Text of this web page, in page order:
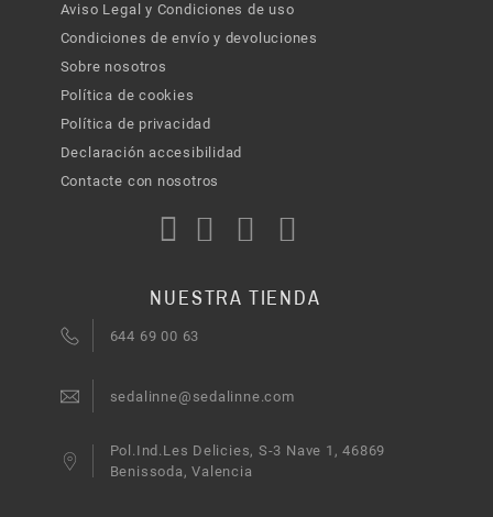
Aviso Legal y Condiciones de uso
Condiciones de envío y devoluciones
Sobre nosotros
Política de cookies
Política de privacidad
Declaración accesibilidad
Contacte con nosotros
NUESTRA TIENDA
644 69 00 63
sedalinne@sedalinne.com
Pol.Ind.Les Delicies, S-3 Nave 1, 46869
Benissoda, Valencia